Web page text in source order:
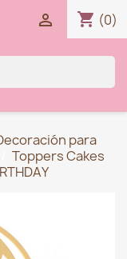
shopping_cart (0)

para
Toppers Cakes